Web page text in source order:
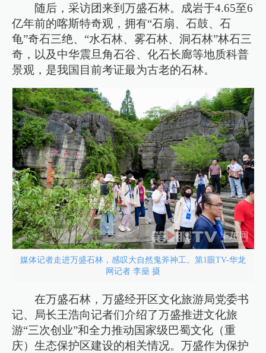
随后，采访团来到万盛石林。成岩于4.65至6
亿年前的喀斯特奇观，拥有“石扇、石鼓、石
龟”奇石三绝、“水石林、雾石林、洞石林”林石三
奇，以及中华震旦角石谷、化石长廊等地质科普
景观，是我国目前考证最为古老的石林。
媒体记者走进万盛石林，感叹大自然鬼斧神工。第1眼TV-华龙
网记者 李燊 摄
在万盛石林，万盛经开区文化旅游局党委书
记、局长‌王浩向记者们介绍了万盛推进文化旅
游“三次创业”和全力推动国家级巴蜀文化（重
庆）生态保护区建设的相关情况。万盛作为保护